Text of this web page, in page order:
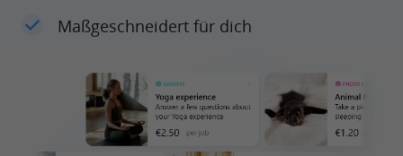
Maßgeschneidert für dich